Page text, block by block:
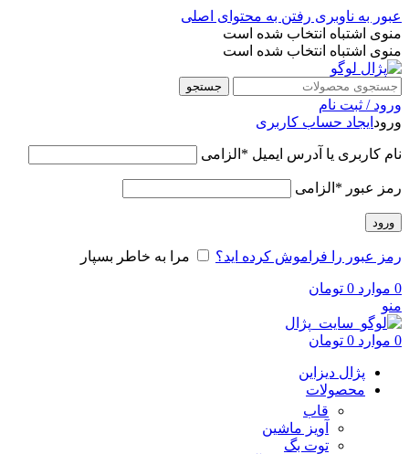
عبور به ناوبری رفتن به محتوای اصلی
منوی اشتباه انتخاب شده است
منوی اشتباه انتخاب شده است
جستجو
ورود / ثبت نام
ورود ایجاد حساب کاربری
نام کاربری یا آدرس ایمیل * الزامی
رمز عبور * الزامی
ورود
رمز عبور را فراموش کرده اید؟ مرا به خاطر بسپار
0 موارد 0 تومان
منو
0 موارد 0 تومان
پژال دیزاین
محصولات
قاب
آویز ماشین
توت بگ